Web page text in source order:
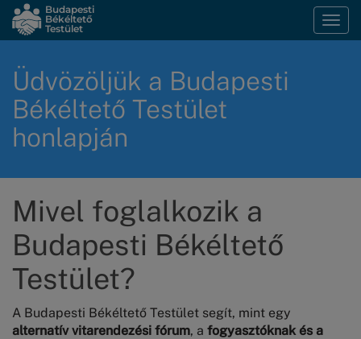
Ugrás
tartalomra
Budapesti
Békéltető
Testület
Üdvözöljük a Budapesti
Békéltető Testület
honlapján
Mivel foglalkozik a
Budapesti Békéltető
Testület?
A Budapesti Békéltető Testület segít, mint egy
alternatív vitarendezési fórum, a fogyasztóknak és a